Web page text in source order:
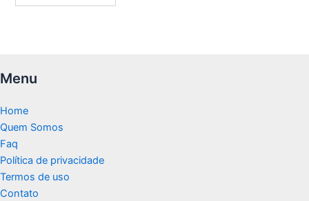
Menu
Home
Quem Somos
Faq
Política de privacidade
Termos de uso
Contato